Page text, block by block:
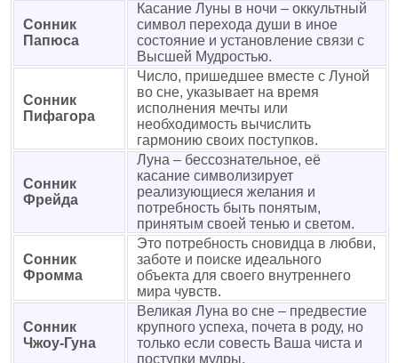
Сонник
Папюса
Касание Луны в ночи – оккультный
символ перехода души в иное
состояние и установление связи с
Высшей Мудростью.
Сонник
Пифагора
Число, пришедшее вместе с Луной
во сне, указывает на время
исполнения мечты или
необходимость вычислить
гармонию своих поступков.
Сонник
Фрейда
Луна – бессознательное, её
касание символизирует
реализующиеся желания и
потребность быть понятым,
принятым своей тенью и светом.
Сонник
Фромма
Это потребность сновидца в любви,
заботе и поиске идеального
объекта для своего внутреннего
мира чувств.
Сонник
Чжоу-Гуна
Великая Луна во сне – предвестие
крупного успеха, почета в роду, но
только если совесть Ваша чиста и
поступки мудры.